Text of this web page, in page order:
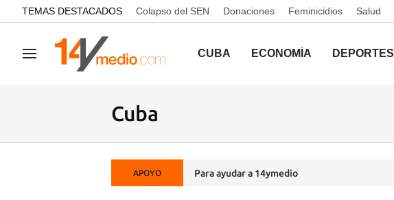
common.go-to-content
TEMAS DESTACADOS Colapso del SEN Donaciones Feminicidios Salud
Navegación CUBA ECONOMÍA DEPORTES
Cuba
APOYO Para ayudar a 14ymedio